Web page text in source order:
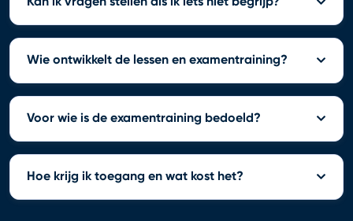
Wie ontwikkelt de lessen en examentraining?
Voor wie is de examentraining bedoeld?
Hoe krijg ik toegang en wat kost het?